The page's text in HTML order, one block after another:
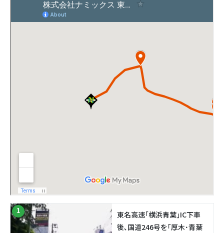
1
東名高速｢横浜⻘葉｣IC下車
後､国道246号を｢厚木･⻘葉